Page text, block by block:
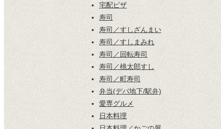
宅配ピザ
寿司
寿司／すしざんまい
寿司／すしまみれ
寿司／回転寿司
寿司／桃太郎すし
寿司／町寿司
弁当(デパ地下/駅弁)
愛専グルメ
日本料理